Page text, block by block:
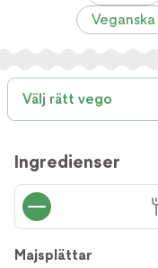
Välj rätt vego
Ingredienser
Majsplättar